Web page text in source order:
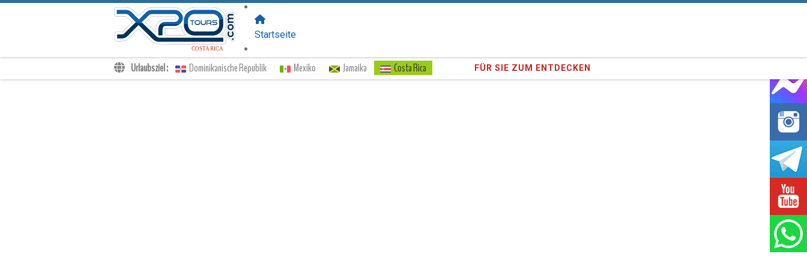
Urlaubsziel : Dominikanische Republik Mexiko Jamaika Costa Rica Vertrauen Sie unseren373,092
COSTA RICA
Startseite
Transfers